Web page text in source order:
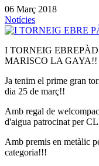
06 Març 2018
Notícies
I TORNEIG
MARISCO LA GAYA!!
Ja tenim el prime gran
dia 25 de març!!
Amb regal de
d'aigua patrocinat per
Amb premis en metàlic
categoria!!!